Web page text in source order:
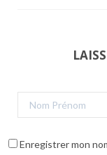
Enregistrer mon